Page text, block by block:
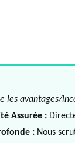
les avantages/
Assurée :
: Nous